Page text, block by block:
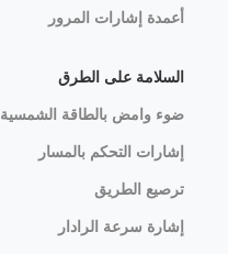
أعمدة إشارات المرور
السلامة على الطرق
ضوء وامض بالطاقة الشمسية
إشارات التحكم بالمسار
ترصيع الطريق
إشارة سرعة الرادار